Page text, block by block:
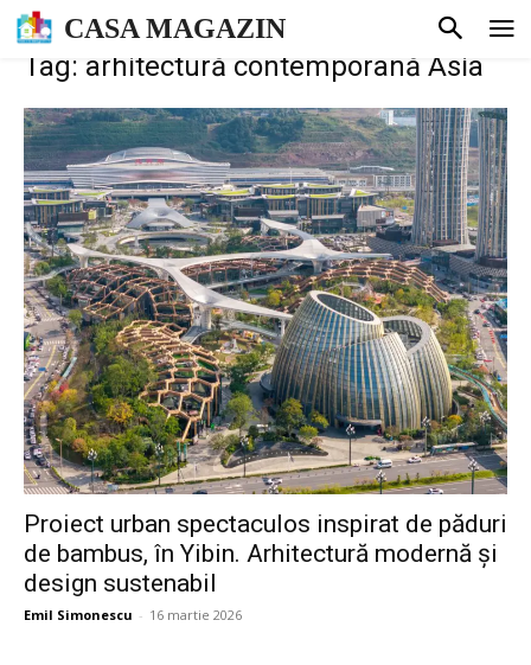
CASA MAGAZIN
Tag: arhitectură contemporană Asia
Proiect urban spectaculos inspirat de păduri
de bambus, în Yibin. Arhitectură modernă și
design sustenabil
Emil Simonescu - 16 martie 2026